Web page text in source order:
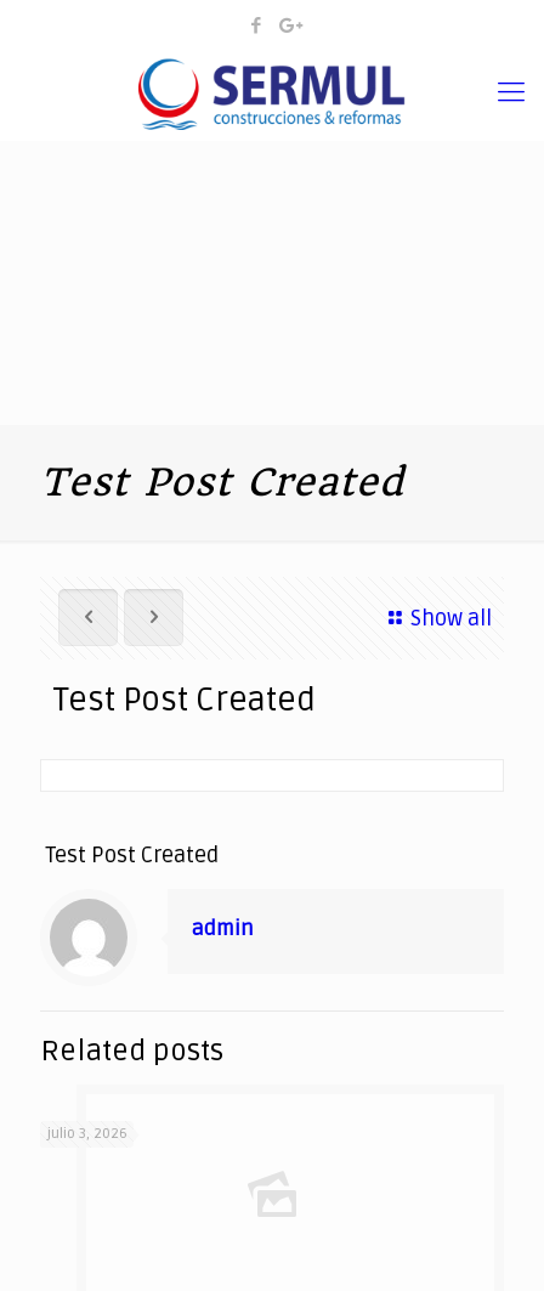
Test Post Created
Show all
Test Post Created
Test Post Created
admin
Related posts
julio 3, 2026